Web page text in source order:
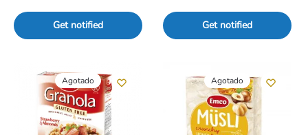
Get notified Get notified
Agotado Agotado